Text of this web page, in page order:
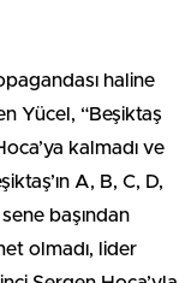
haline
Yücel, “Beşiktaş
kalmadı ve
A, B, C, D,
başından
olmadı, lider